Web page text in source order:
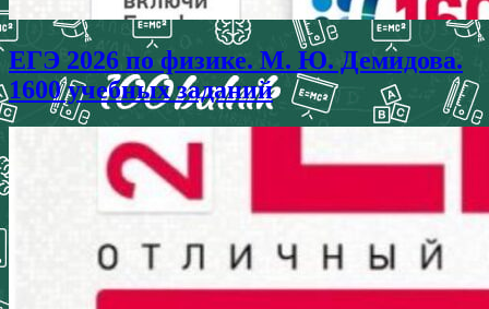
ЕГЭ 2026 по физике. М. Ю. Демидова.
1600 учебных заданий